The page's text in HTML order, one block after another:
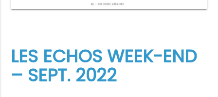
LES ECHOS WEEK-END
– SEPT. 2022